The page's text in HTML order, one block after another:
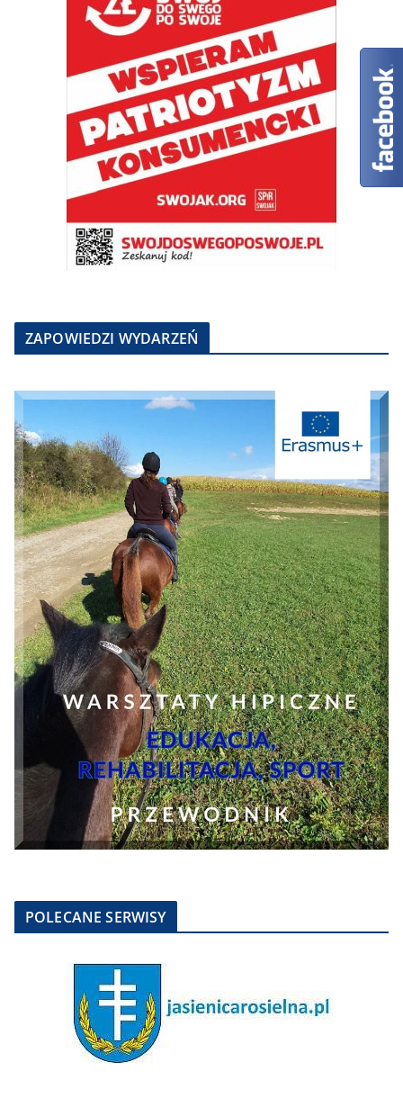
ZAPOWIEDZI WYDARZEŃ
POLECANE SERWISY